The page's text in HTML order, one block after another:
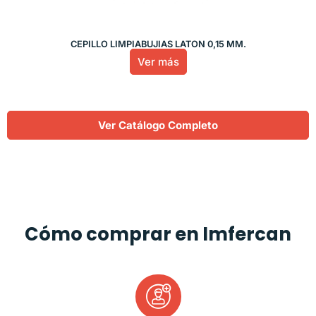
CEPILLO LIMPIABUJIAS LATON 0,15 MM.
Ver más
Ver Catálogo Completo
Cómo comprar en Imfercan